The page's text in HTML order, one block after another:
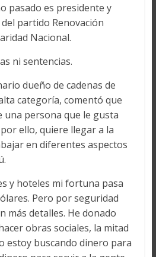
pasado es presidente y
partido Renovación
Nacional.
ni sentencias.
dueño de cadenas de
categoría, comentó que
una persona que le gusta
ello, quiere llegar a la
en diferentes aspectos
y hoteles mi fortuna pasa
Pero por seguridad
más detalles. He donado
obras sociales, la mitad
estoy buscando dinero para